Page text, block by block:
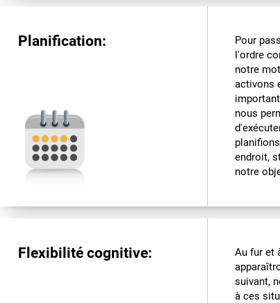
Planification:
Pour
l'ordre
notre
activons
nous
endroit,
notre
Flexibilité cognitive:
Au fur et
suivant,
à ces